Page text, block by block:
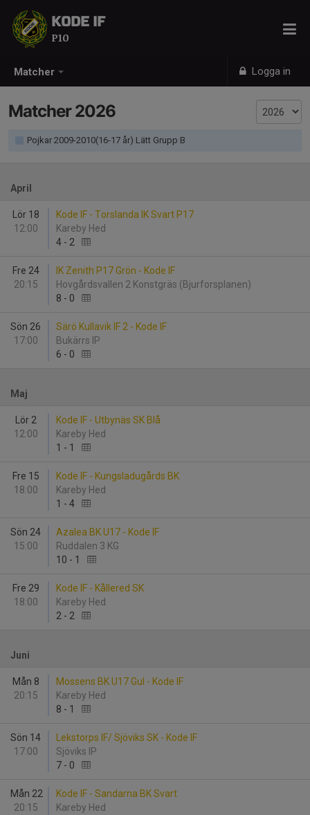
Matcher Logga in
KODE IF
P10
Matcher 2026
Pojkar 2009-2010(16-17 år) Lätt Grupp B
April
Lör 18
12:00
Kode IF - Torslanda IK Svart P17
Kareby Hed
4 - 2
Fre 24
20:15
IK Zenith P17 Grön - Kode IF
Hovgårdsvallen 2 Konstgräs (Bjurforsplanen)
8 - 0
Sön 26
17:00
Särö Kullavik IF 2 - Kode IF
Bukärrs IP
6 - 0
Maj
Lör 2
12:00
Kode IF - Utbynäs SK Blå
Kareby Hed
1 - 1
Fre 15
18:00
Kode IF - Kungsladugårds BK
Kareby Hed
1 - 4
Sön 24
15:00
Azalea BK U17 - Kode IF
Ruddalen 3 KG
10 - 1
Fre 29
18:00
Kode IF - Kållered SK
Kareby Hed
2 - 2
Juni
Mån 8
20:15
Mossens BK U17 Gul - Kode IF
Kareby Hed
8 - 1
Sön 14
17:00
Lekstorps IF/ Sjöviks SK - Kode IF
Sjöviks IP
7 - 0
Mån 22
20:15
Kode IF - Sandarna BK Svart
Kareby Hed